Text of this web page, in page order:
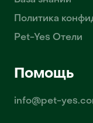
Политика
Pet-Yes Отели
Помощь
info@pet-